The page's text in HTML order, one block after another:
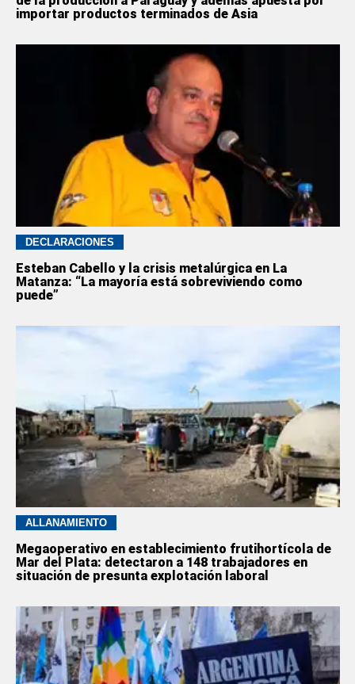
importar productos terminados de Asia
DECLARACIONES
Esteban Cabello y la crisis metalúrgica en La
Matanza: “La mayoría está sobreviviendo como
puede”
ALLANAMIENTO
Megaoperativo en establecimiento frutihortícola de
Mar del Plata: detectaron a 148 trabajadores en
situación de presunta explotación laboral